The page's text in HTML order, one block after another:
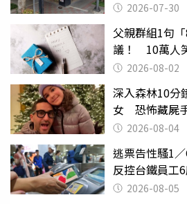
2026-07-30
父親群組1句
議！ 10萬人
父親節
2026-08-02
深入森林10分
女 恐怖藏屍
2026-08-04
逃票告性騷1
反控台鐵員工
2026-08-05